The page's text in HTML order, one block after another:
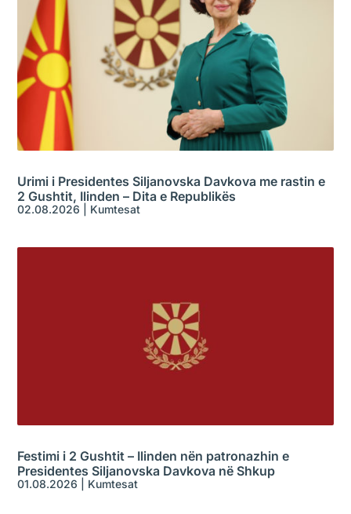
Urimi i Presidentes Siljanovska Davkova me rastin e
2 Gushtit, Ilinden – Dita e Republikës
02.08.2026 Kumtesat
Festimi i 2 Gushtit – Ilinden nën patronazhin e
Presidentes Siljanovska Davkova në Shkup
01.08.2026 Kumtesat